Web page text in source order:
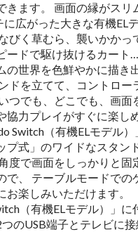
きます。 画面の縁がスリ
に広がった大きな有機EL
びく草むら、襲いかかっ
ードで駆け抜けるカート
の世界を色鮮やかに描き
ドを立てて、コントロー
つでも、どこでも、画面
協力プレイがすぐに楽し
Switch（有機ELモデル）
プ式」のワイドなスタン
度で画面をしっかりと固
で、 テーブルモードでの
お楽しみいただけます。
（有機ELモデル）」に
のUSB端子とテレビに